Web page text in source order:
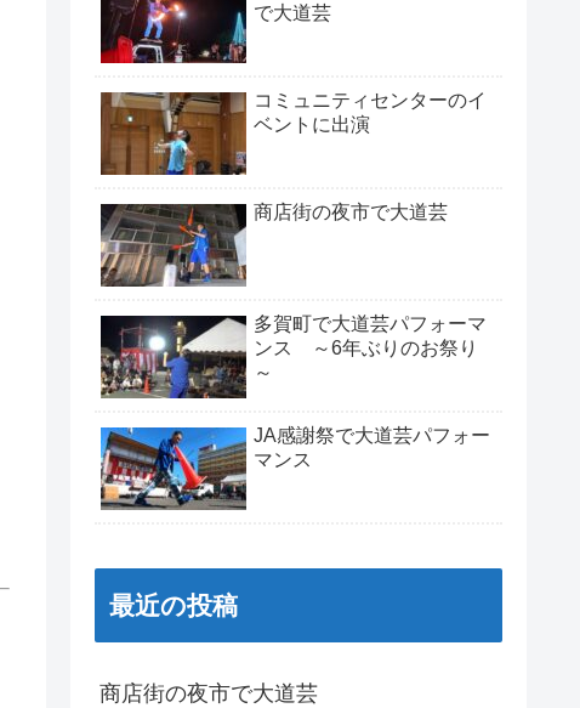
で大道芸
コミュニティセンターのイ
ベントに出演
商店街の夜市で大道芸
多賀町で大道芸パフォーマ
ンス ～6年ぶりのお祭り
～
JA感謝祭で大道芸パフォー
マンス
最近の投稿
商店街の夜市で大道芸